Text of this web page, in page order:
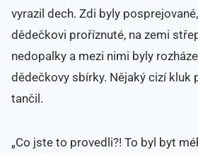
vyrazil dech. Zdi byly
dědečkovi proříznuté, na zemi
nedopalky a mezi nimi byly
dědečkovy sbírky. Nějaký cizí kluk
tančil.
„Co jste to provedli?! To byl byt